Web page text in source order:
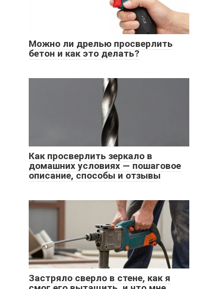
Можно ли дрелью просверлить
бетон и как это делать?
Как просверлить зеркало в
домашних условиях — пошаговое
описание, способы и отзывы
Застряло сверло в стене, как я